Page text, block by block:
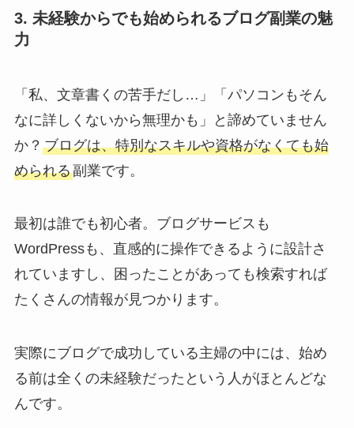
3. 未経験からでも始められるブログ副業の魅
力
「私、文章書くの苦手だし…」「パソコンもそん
なに詳しくないから無理かも」と諦めていません
か？ ブログは、特別なスキルや資格がなくても始
められる副業です。
最初は誰でも初心者。ブログサービスも
WordPressも、直感的に操作できるように設計さ
れていますし、困ったことがあっても検索すれば
たくさんの情報が見つかります。
実際にブログで成功している主婦の中には、始め
る前は全くの未経験だったという人がほとんどな
んです。